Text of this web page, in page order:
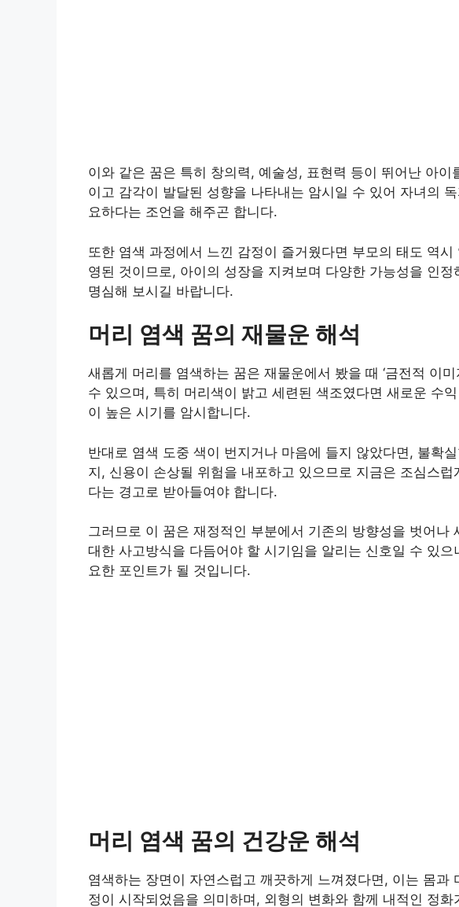
이와 같은 꿈은 특히 창의력, 예술성, 표현력 등이 뛰어난 아이
이고 감각이 발달된 성향을 나타내는 암시일 수 있어 자녀의
요하다는 조언을 해주곤 합니다.
또한 염색 과정에서 느낀 감정이 즐거웠다면 부모의 태도 역
영된 것이므로, 아이의 성장을 지켜보며 다양한 가능성을 인
명심해 보시길 바랍니다.
머리 염색 꿈의 재물운 해석
새롭게 머리를 염색하는 꿈은 재물운에서 봤을 때 ‘금전적 이미
수 있으며, 특히 머리색이 밝고 세련된 색조였다면 새로운 수
이 높은 시기를 암시합니다.
반대로 염색 도중 색이 번지거나 마음에 들지 않았다면, 불확
지, 신용이 손상될 위험을 내포하고 있으므로 지금은 조심스
다는 경고로 받아들여야 합니다.
그러므로 이 꿈은 재정적인 부분에서 기존의 방향성을 벗어나
대한 사고방식을 다듬어야 할 시기임을 알리는 신호일 수 있
요한 포인트가 될 것입니다.
머리 염색 꿈의 건강운 해석
염색하는 장면이 자연스럽고 깨끗하게 느껴졌다면, 이는 몸과
정이 시작되었음을 의미하며, 외형의 변화와 함께 내적인 정